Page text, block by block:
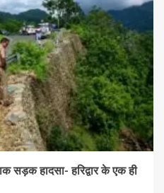
सड़क हादसा- हरिद्वार के एक ही